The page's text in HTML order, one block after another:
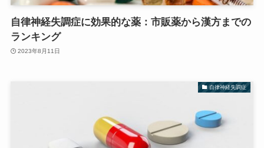
自律神経失調症に効果的な薬：市販薬から漢方までの
ランキング
2023年8月11日
自律神経失調症